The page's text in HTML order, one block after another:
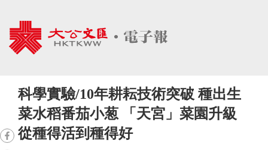
科學實驗/10年耕耘技術突破 種出生
菜水稻番茄小葱 「天宮」菜園升級
從種得活到種得好